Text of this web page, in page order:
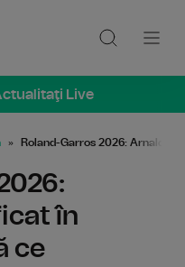
Live
Roland-Garros 2026: Arnaldi
în
ce